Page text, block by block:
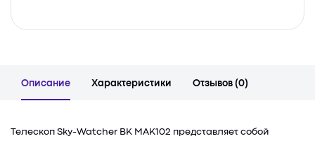
Описание Характеристики Отзывов (0)
Телескоп Sky-Watcher BK MAK102 представляет собой